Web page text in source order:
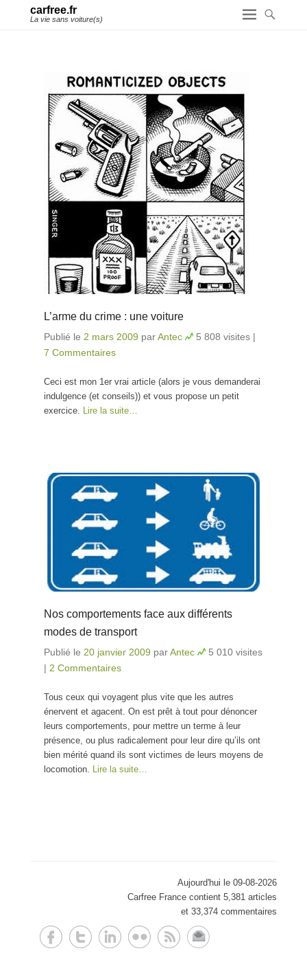
carfree.fr
La vie sans voiture(s)
L’arme du crime : une voiture
Publié le 2 mars 2009 parAntec 5 808 visites |
7 Commentaires
Ceci est mon 1er vrai article (alors je vous demanderai
indulgence (et conseils)) et vous propose un petit
exercice. Lire la suite…
Nos comportements face aux différents
modes de transport
Publié le 20 janvier 2009 parAntec
5 010 visites
| 2 Commentaires
Tous ceux qui voyagent plus vite que les autres
énervent et agacent. On est prêt à tout pour dénoncer
leurs comportements, pour mettre un terme à leur
présence, ou plus radicalement pour leur dire qu’ils ont
bien mérité quand ils sont victimes de leurs moyens de
locomotion.
Lire la suite…
Aujourd'hui le 09-08-2026
Carfree France contient 5,381 articles
et 33,374 commentaires